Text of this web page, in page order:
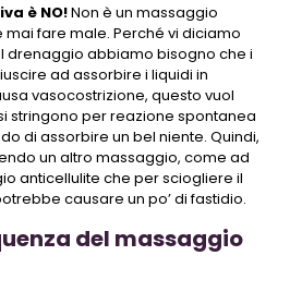
è NO!Non è un massaggio
fare male. Perché vi diciamo
drenaggio abbiamo bisogno che i
ad assorbire i liquidi in
vasocostrizione, questo vuol
stringono per reazione spontanea
di assorbire un bel niente. Quindi,
un altro massaggio, come ad
anticellulite che per sciogliere il
causare un po’ di fastidio.
del massaggio